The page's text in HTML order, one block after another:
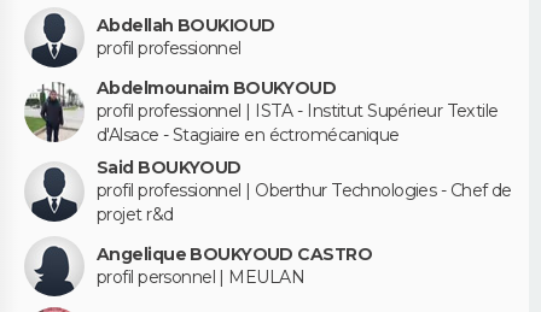
Abdellah BOUKIOUD
profil professionnel
Abdelmounaim BOUKYOUD
profil professionnel | ISTA - Institut Supérieur Textile
d'Alsace - Stagiaire en éctromécanique
Said BOUKYOUD
profil professionnel | Oberthur Technologies - Chef de
projet r&d
Angelique BOUKYOUD CASTRO
profil personnel | MEULAN